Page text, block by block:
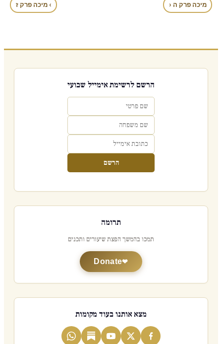
מיכה פרק ה ‹ › מיכה פרק ז
הרשם לרשימת אימייל שבועי
הרשם
תרומה
תמכו בהמשך הפצת שיעורים ותכנים
Donate
מצא אותנו בעוד מקומות